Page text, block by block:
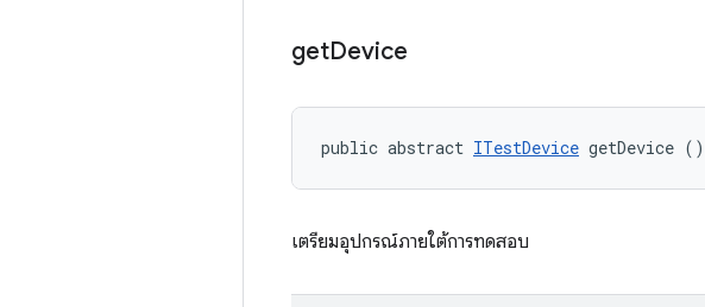
getDevice
public abstract ITestDevice getDevice ()
เตรียมอุปกรณ์ภายใต้การทดสอบ